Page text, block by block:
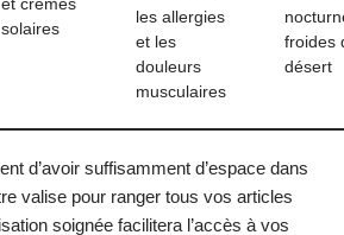
et crèmes
solaires
les allergies
et les
douleurs
musculaires
froides
désert
d’avoir suffisamment d’espace dans
valise pour ranger tous vos articles
soignée facilitera l’accès à vos